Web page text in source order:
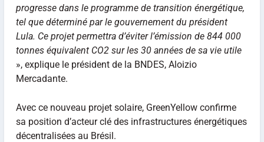
progresse dans le programme de transition énergétique,
tel que déterminé par le gouvernement du président
Lula. Ce projet permettra d’éviter l’émission de 844 000
tonnes équivalent CO2 sur les 30 années de sa vie utile
», explique le président de la BNDES, Aloizio
Mercadante.
Avec ce nouveau projet solaire, GreenYellow confirme
sa position d’acteur clé des infrastructures énergétiques
décentralisées au Brésil.